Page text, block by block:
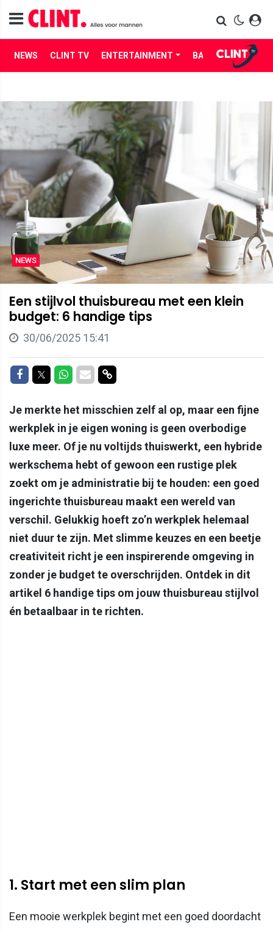
NEWS CLINT TV ENTERTAINMENT BABES LIFE
NEWS
Een stijlvol thuisbureau met een klein
budget: 6 handige tips
30/06/2025 15:41
Delen op Facebook
Delen op Twitter
Delen op Whatsapp
Delen via Mail
Delen via link
Je merkte het misschien zelf al op, maar een fijne
werkplek in je eigen woning is geen overbodige
luxe meer. Of je nu voltijds thuiswerkt, een hybride
werkschema hebt of gewoon een rustige plek
zoekt om je administratie bij te houden: een goed
ingerichte thuisbureau maakt een wereld van
verschil. Gelukkig hoeft zo’n werkplek helemaal
niet duur te zijn. Met slimme keuzes en een beetje
creativiteit richt je een inspirerende omgeving in
zonder je budget te overschrijden. Ontdek in dit
artikel 6 handige tips om jouw thuisbureau stijlvol
én betaalbaar in te richten.
1. Start met een slim plan
Een mooie werkplek begint met een goed doordacht